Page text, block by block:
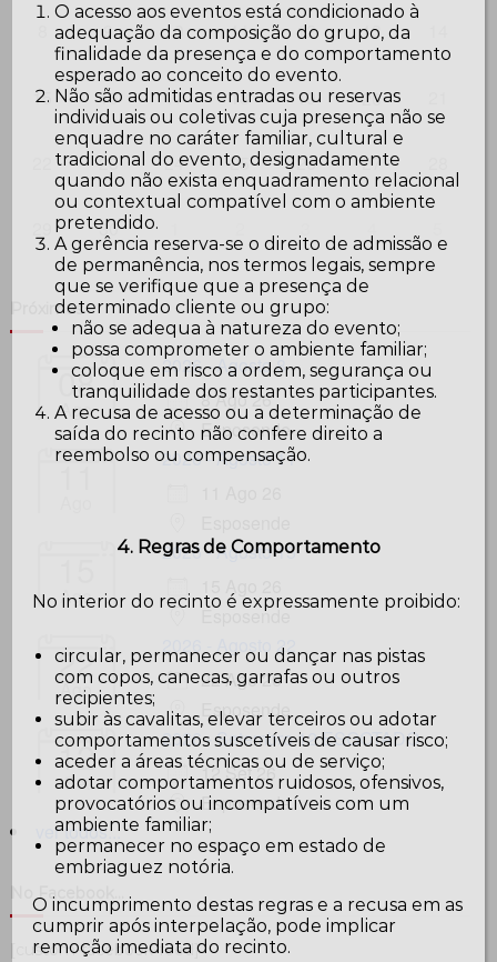
9 10 11 12 13
15 16 17 18 19 20
23 24 25 26 27
30
Próximos
08
Ago
2026 - Agosto 8
8 Ago 26
Esposende
11
2026 - Agosto 11
Ago
2026 - Agosto 15
Esposende
22
Ago
2026 - Agosto 22
22 Ago 26
Esposende
12
Set
2026 - Setembro 12 ESGOTADO
12 Set 26
Esposende
ver todos...
No Facebook…
[custom-facebook-feed]
O acesso aos eventos está condicionado à
adequação da composição do grupo, da
finalidade da presença e do comportamento
esperado ao conceito do evento.
Não são admitidas entradas ou reservas
individuais ou coletivas cuja presença não se
enquadre no caráter familiar, cultural e
tradicional do evento, designadamente
quando não exista enquadramento relacional
ou contextual compatível com o ambiente
pretendido.
A gerência reserva-se o direito de admissão e
de permanência, nos termos legais, sempre
que se verifique que a presença de
determinado cliente ou grupo:
não se adequa à natureza do evento;
possa comprometer o ambiente familiar;
coloque em risco a ordem, segurança ou
tranquilidade dos restantes participantes.
A recusa de acesso ou a determinação de
saída do recinto não confere direito a
reembolso ou compensação.
4. Regras de Comportamento
No interior do recinto é expressamente proibido:
circular, permanecer ou dançar nas pistas
com copos, canecas, garrafas ou outros
recipientes;
subir às cavalitas, elevar terceiros ou adotar
comportamentos suscetíveis de causar risco;
aceder a áreas técnicas ou de serviço;
adotar comportamentos ruidosos, ofensivos,
provocatórios ou incompatíveis com um
ambiente familiar;
permanecer no espaço em estado de
embriaguez notória.
O incumprimento destas regras e a recusa em as
cumprir após interpelação, pode implicar
remoção imediata do recinto.